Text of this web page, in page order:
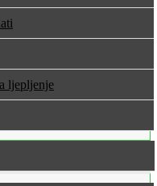
ljepljenje